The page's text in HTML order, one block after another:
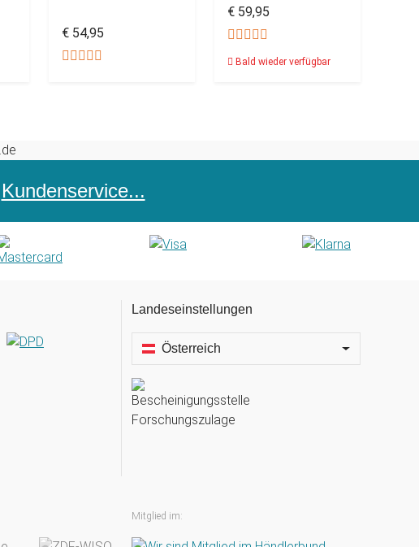
€ 54,95
€ 59,95
Bald wieder verfügbar
Kundenservice...
Landeseinstellungen
Österreich
Mitglied im: